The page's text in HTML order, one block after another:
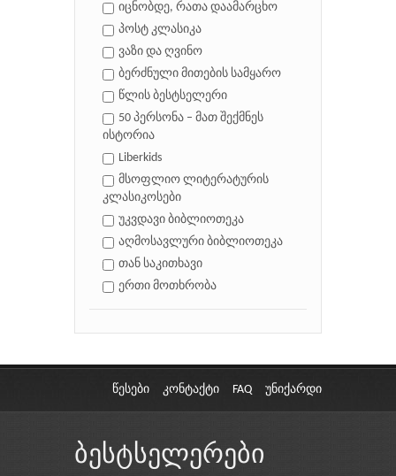
იცნობდე, რათა დაამარცხო
პოსტ კლასიკა
ვაზი და ღვინო
ბერძნული მითების სამყარო
წლის ბესტსელერი
50 პერსონა – მათ შექმნეს
ისტორია
Liberkids
მსოფლიო ლიტერატურის
კლასიკოსები
უკვდავი ბიბლიოთეკა
აღმოსავლური ბიბლიოთეკა
თან საკითხავი
ერთი მოთხრობა
წესები კონტაქტი FAQ უნიქარდი
ბესტსელერები